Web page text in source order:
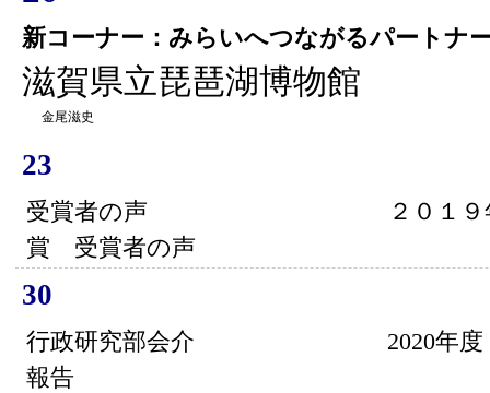
新コーナー：みらいへつながるパートナ
滋賀県立琵琶湖博物館
金尾滋史
23
受賞者の声 ２０１９年度「
賞 受賞者の声
30
行政研究部会介 2020年度 行政
報告